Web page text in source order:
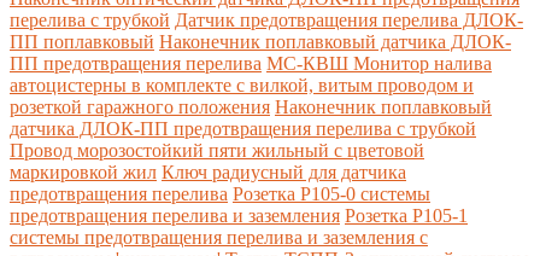
перелива с трубкой Датчик предотвращения перелива ДЛОК-
ПП поплавковый Наконечник поплавковый датчика ДЛОК-
ПП предотвращения перелива МС-КВШ Монитор налива
автоцистерны в комплекте с вилкой, витым проводом и
розеткой гаражного положения Наконечник поплавковый
датчика ДЛОК-ПП предотвращения перелива с трубкой
Провод морозостойкий пяти жильный с цветовой
маркировкой жил Ключ радиусный для датчика
предотвращения перелива Розетка Р105-0 системы
предотвращения перелива и заземления Розетка Р105-1
системы предотвращения перелива и заземления с